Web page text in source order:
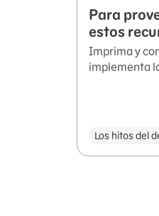
Para
estos
Imprima y
implementa
Los hitos del